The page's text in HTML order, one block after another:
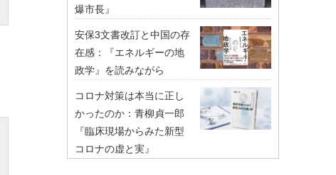
爆市長』
安保3文書改訂と中国の存
在感：『エネルギーの地
政学』を読みながら
コロナ対策は本当に正し
かったのか：青柳貞一郎
『臨床現場からみた新型
コロナの虚と実』